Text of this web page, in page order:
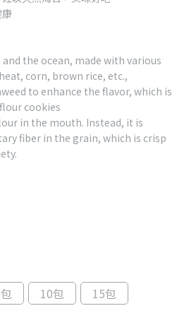
the ocean, made with various
corn, brown rice, etc.,
to enhance the flavor, which is
cookies
in the mouth. Instead, it is
fiber in the grain, which is crisp
10包 15包